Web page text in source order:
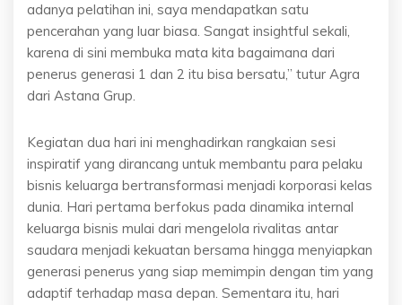
adanya pelatihan ini, saya mendapatkan satu
pencerahan yang luar biasa. Sangat insightful sekali,
karena di sini membuka mata kita bagaimana dari
penerus generasi 1 dan 2 itu bisa bersatu,” tutur Agra
dari Astana Grup.
Kegiatan dua hari ini menghadirkan rangkaian sesi
inspiratif yang dirancang untuk membantu para pelaku
bisnis keluarga bertransformasi menjadi korporasi kelas
dunia. Hari pertama berfokus pada dinamika internal
keluarga bisnis mulai dari mengelola rivalitas antar
saudara menjadi kekuatan bersama hingga menyiapkan
generasi penerus yang siap memimpin dengan tim yang
adaptif terhadap masa depan. Sementara itu, hari